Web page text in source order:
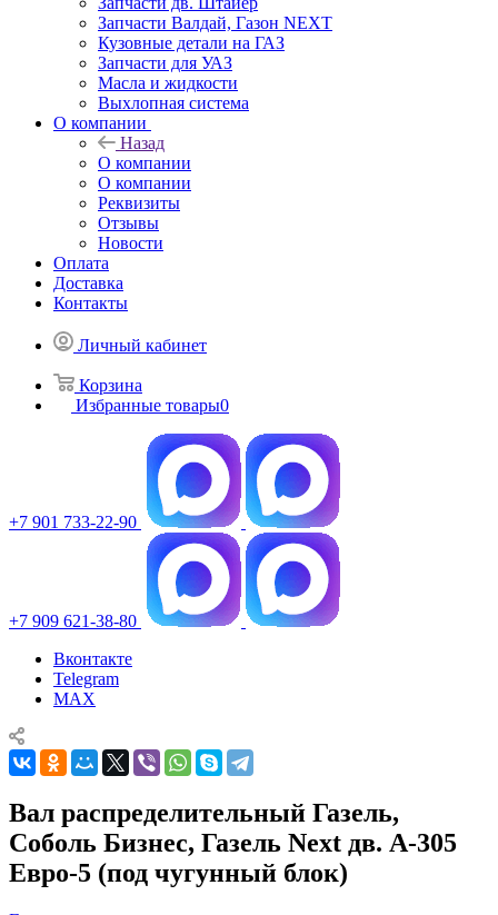
Запчасти Валдай, Газон NEXT
Кузовные детали на ГАЗ
Запчасти для УАЗ
Масла и жидкости
Выхлопная система
О компании
Назад
О компании
О компании
Реквизиты
Отзывы
Новости
Оплата
Доставка
Контакты
Личный кабинет
Корзина
Избранные товары0
+7 901 733-22-90
+7 909 621-38-80
Вконтакте
Telegram
MAX
Вал распределительный Газель,
Соболь Бизнес, Газель Next дв. А-305
Евро-5 (под чугунный блок)